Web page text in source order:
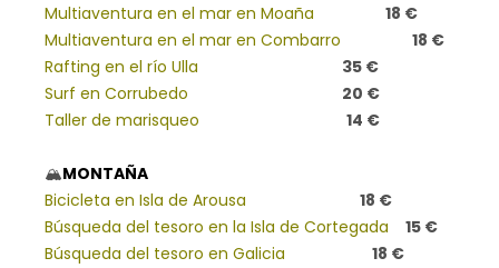
Multiaventura en el mar en Moaña
18 €
Multiaventura en el mar en Combarro
18 €
Rafting en el río Ulla
35 €
Surf en Corrubedo
20 €
Taller de marisqueo
14 €
🏔️MONTAÑA
Bicicleta en Isla de Arousa
18 €
Búsqueda del tesoro en la Isla de Cortegada
15 €
Búsqueda del tesoro en Galicia
18 €